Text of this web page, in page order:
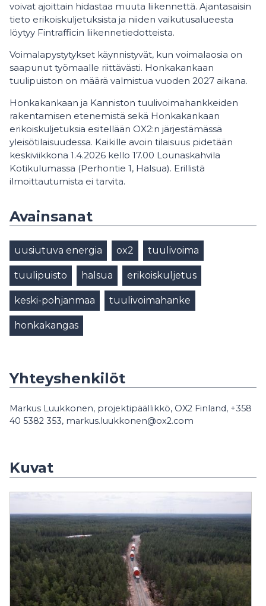
voivat ajoittain hidastaa muuta liikennettä. Ajantasaisin
tieto erikoiskuljetuksista ja niiden vaikutusalueesta
löytyy Fintrafficin liikennetiedotteista.
Voimalapystytykset käynnistyvät, kun voimalaosia on
saapunut työmaalle riittävästi. Honkakankaan
tuulipuiston on määrä valmistua vuoden 2027 aikana.
Honkakankaan ja Kanniston tuulivoimahankkeiden
rakentamisen etenemistä sekä Honkakankaan
erikoiskuljetuksia esitellään OX2:n järjestämässä
yleisötilaisuudessa. Kaikille avoin tilaisuus pidetään
keskiviikkona 1.4.2026 kello 17.00 Lounaskahvila
Kotikulumassa (Perhontie 1, Halsua). Erillistä
ilmoittautumista ei tarvita.
Avainsanat
uusiutuva energia ox2 tuulivoima
tuulipuisto halsua erikoiskuljetus
keski-pohjanmaa tuulivoimahanke
honkakangas
Yhteyshenkilöt
Markus Luukkonen, projektipäällikkö, OX2 Finland, +358
40 5382 353, markus.luukkonen@ox2.com
Kuvat